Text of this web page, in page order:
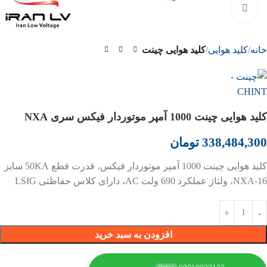
خانه کلید هوایی کلید هوایی چینت
کلید هوایی چینت 1000 آمپر موتوردار فیکس سری NXA
338,484,300 تومان
کلید هوایی چینت 1000 آمپر موتوردار فیکس، قدرت قطع 50KA سایز
NXA-16، ولتاژ عملکرد 690 ولت AC، دارای کلاس حفاظتی LSIG
افزودن به سبد خرید